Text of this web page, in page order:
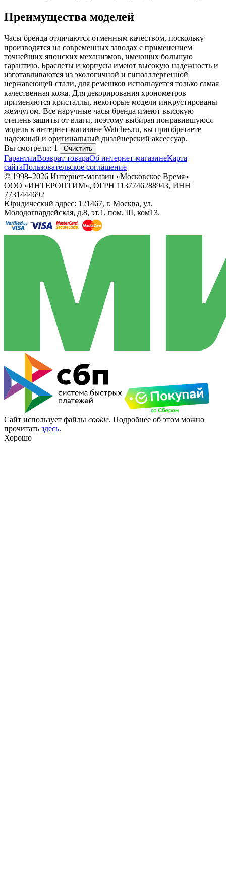
Преимущества моделей
Часы бренда отличаются отменным качеством, поскольку
производятся на современных заводах с применением
точнейших японских механизмов, имеющих большую
гарантию. Браслеты и корпусы имеют высокую надежность и
изготавливаются из экологичной и гипоаллергенной
нержавеющей стали, для ремешков используется только самая
качественная кожа. Для декорирования хронометров
применяются кристаллы, некоторые модели инкрустированы
жемчугом. Все наручные часы бренда имеют высокую
степень защиты от влаги, поэтому выбирая понравившуюся
модель в интернет-магазине Watches.ru, вы приобретаете
надежный и оригинальный дизайнерский аксессуар.
Вы смотрели: 1
Очистить
ГарантииВозврат товараОб интернет-магазинеКарта
сайтаПользовательское соглашение
© 1998–2026 Интернет-магазин «Московское Время»
ООО «ИНТЕРОПТИМ», ОГРН 1137746288943, ИНН
7731444692
Юридический адрес: 121467, г. Москва, ул.
Молодогвардейская, д.8, эт.1, пом. III, ком13.
Сайт использует файлы cookie. Подробнее об этом можно
прочитать здесь.
Хорошо